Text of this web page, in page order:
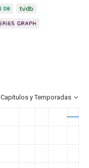
Capítulos y Temporadas